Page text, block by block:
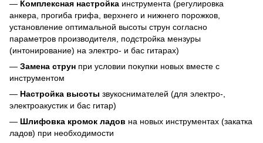
— Комплексная настройка инструмента (регулировка
анкера, прогиба грифа, верхнего и нижнего порожков,
установление оптимальной высоты струн согласно
параметров производителя, подстройка мензуры
(интонирование) на электро- и бас гитарах)
— Замена струн при условии покупки новых вместе с
инструментом
— Настройка высоты звукоснимателей (для электро-,
электроакустик и бас гитар)
— Шлифовка кромок ладов на новых инструментах (закатка
ладов) при необходимости